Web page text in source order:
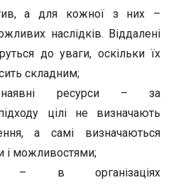
а для кожної з них –
наслідків. Віддалені
до уваги, оскільки їх
складним;
наявні ресурси – за
цілі не визначають
а самі визначаються
і можливостями;
– в організаціях